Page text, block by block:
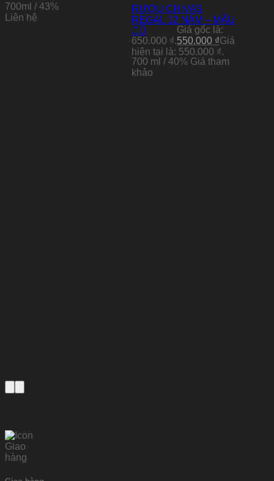
700ml / 43%
Liên hệ
RƯỢU CHIVAS
REGAL 12 NĂM – MẪU
CŨ
650.000
Giá gốc là:
650.000 ₫.550.000 ₫Giá
hiện tại là: 550.000 ₫.
700 ml / 40% Giá tham
khảo